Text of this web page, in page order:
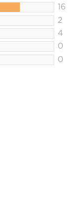
16
2
4
0
0